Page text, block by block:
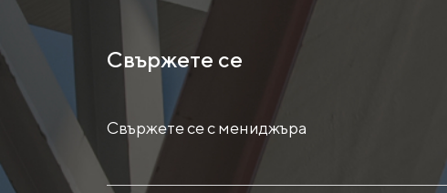
Свържете се
Свържете се с мениджъра